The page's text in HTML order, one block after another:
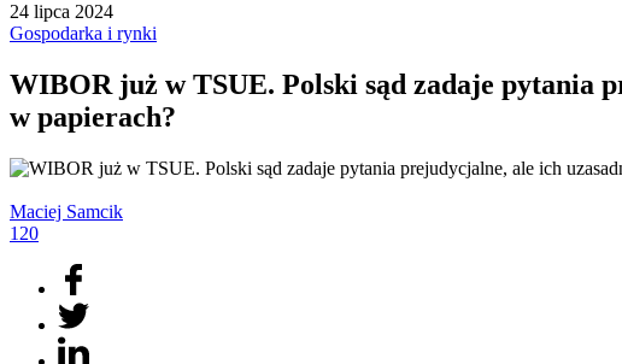
24 lipca 2024
Gospodarka i rynki
WIBOR już w TSUE. Polski sąd zadaje pytania
w papierach?
Maciej Samcik
120